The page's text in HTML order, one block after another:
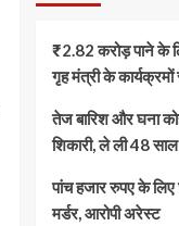
₹2.82 करोड़ पाने के
गृह मंत्री के
तेज बारिश और घना
शिकारी, ले ली 48
पांच हजार रुपए के लिए
मर्डर, आरोपी अरेस्ट